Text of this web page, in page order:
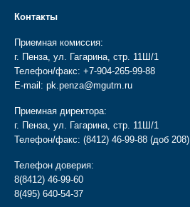
Контакты
Приемная комиссия:
г. Пенза, ул. Гагарина, стр. 11Ш/1
Телефон/факс: +7-904-265-99-88
E-mail: pk.penza@mgutm.ru
Приемная директора:
г. Пенза, ул. Гагарина, стр. 11Ш/1
Телефон/факс: (8412) 46-99-88 (доб 208)
Телефон доверия:
8(8412) 46-99-60
8(495) 640-54-37